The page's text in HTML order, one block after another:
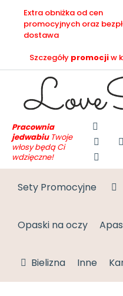
Extra obniżka od cen
promocyjnych oraz
dostawa
Szczegóły promocjiw
Pracownia
jedwabiuTwoje
włosy będą Ci
wdzięczne!
Sety Promocyjne
Opaski na oczy
Bielizna Inne